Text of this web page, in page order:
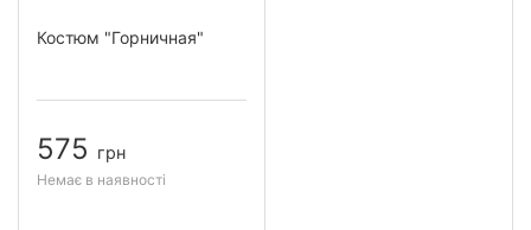
Костюм "Горничная"
575 грн
Немає в наявності